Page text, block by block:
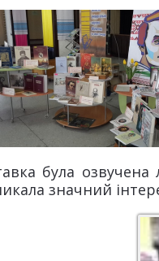
була
значний